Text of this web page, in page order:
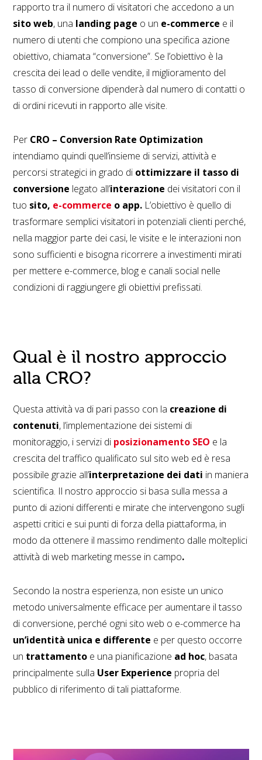
rapporto tra il numero di visitatori che accedono a un
sito web, una landing page o un e-commerce e il
numero di utenti che compiono una specifica azione
obiettivo, chiamata “conversione”. Se l’obiettivo è la
crescita dei lead o delle vendite, il miglioramento del
tasso di conversione dipenderà dal numero di contatti o
di ordini ricevuti in rapporto alle visite.
Per CRO – Conversion Rate Optimization
intendiamo quindi quell’insieme di servizi, attività e
percorsi strategici in grado di ottimizzare il tasso di
conversione legato all’interazione dei visitatori con il
tuo sito, e-commerce o app. L’obiettivo è quello di
trasformare semplici visitatori in potenziali clienti perché,
nella maggior parte dei casi, le visite e le interazioni non
sono sufficienti e bisogna ricorrere a investimenti mirati
per mettere e-commerce, blog e canali social nelle
condizioni di raggiungere gli obiettivi prefissati.
Qual è il nostro approccio
alla CRO?
Questa attività va di pari passo con la creazione di
contenuti, l’implementazione dei sistemi di
monitoraggio, i servizi di posizionamento SEO e la
crescita del traffico qualificato sul sito web ed è resa
possibile grazie all’interpretazione dei dati in maniera
scientifica. Il nostro approccio si basa sulla messa a
punto di azioni differenti e mirate che intervengono sugli
aspetti critici e sui punti di forza della piattaforma, in
modo da ottenere il massimo rendimento dalle molteplici
attività di web marketing messe in campo.
Secondo la nostra esperienza, non esiste un unico
metodo universalmente efficace per aumentare il tasso
di conversione, perché ogni sito web o e-commerce ha
un’identità unica e differente e per questo occorre
un trattamento e una pianificazione ad hoc, basata
principalmente sulla User Experience propria del
pubblico di riferimento di tali piattaforme.